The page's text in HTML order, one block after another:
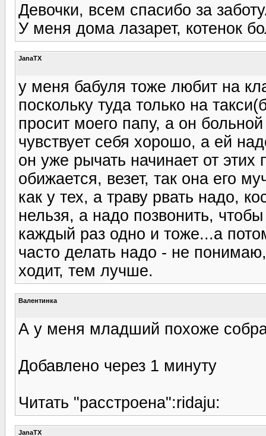
Девочки, всем спасибо за
У меня дома лазарет, котенок
JanaTX
у меня бабуля тоже любит на
поскольку туда только на
просит моего папу, а он
чувствует себя хорошо, а ей
он уже рычать начинает от этих
обижается, везет, так она его
как у тех, а траву рвать надо,
нельзя, а надо позвонить,
каждый раз одно и тоже...а
часто делать надо - не
ходит, тем лучше.
Валентинка
А у меня младший похоже
Добавлено через 1 минуту
Читать "расстроена":ridaju:
JanaTX